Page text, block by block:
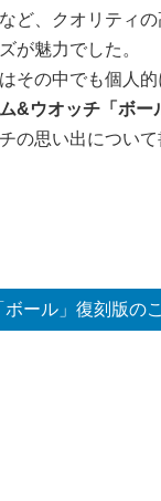
など、クオリティ
が魅力でした。
その中でも個人
&ウオッチ「ボー
の思い出につい
ボール」復刻版の